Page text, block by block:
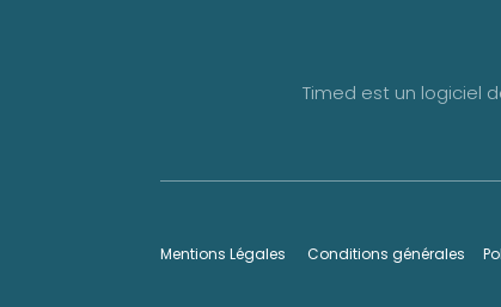
Timed est un logiciel
Mentions Légales Conditions générales